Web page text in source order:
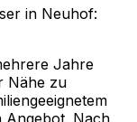
in Neuhof:
Jahre
Nähe zu
Angebot. Nach